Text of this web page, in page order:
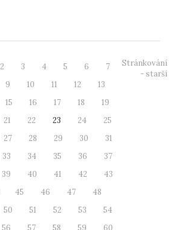
2 3 4 5 6
7
9 10 11 12
13
15 16 17 18
19
21 22 23 24
25
27 28 29 30
31
33 34 35 36
37
39 40 41 42
43
45 46 47
48
50 51 52 53
54
56 57 58 59
60
Stránkování
- starší